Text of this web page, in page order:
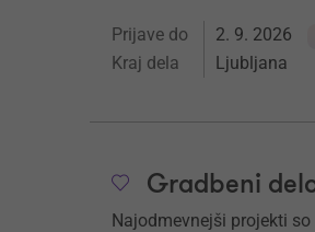
Prijave do 2. 9. 2026
Kraj dela Ljubljana
Gradbeni
Najodmevnejši projekti